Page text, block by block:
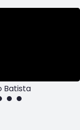
Batista